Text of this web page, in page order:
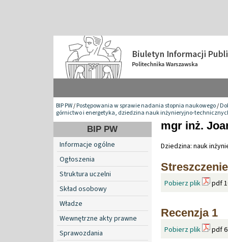
BIP PW/Postępowania w sprawie nadania stopnia naukowego/
górnictwo i energetyka, dziedzina nauk inżynieryjno-
BIP PW
Informacje ogólne
Ogłoszenia
Struktura uczelni
Skład osobowy
Władze
Wewnętrzne akty prawne
Sprawozdania
mgr inż.
Dziedzina: nauk
Streszczenie
Pobierz plik pdf
Recenzja 1
Pobierz plik pdf